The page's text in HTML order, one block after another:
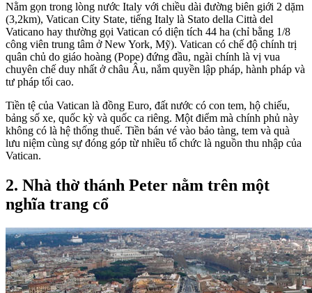
Nằm gọn trong lòng nước Italy với chiều dài đường biên giới 2 dặm
(3,2km), Vatican City State, tiếng Italy là Stato della Città del
Vaticano hay thường gọi Vatican có diện tích 44 ha (chỉ bằng 1/8
công viên trung tâm ở New York, Mỹ). Vatican có chế độ chính trị
quân chủ do giáo hoàng (Pope) đứng đầu, ngài chính là vị vua
chuyên chế duy nhất ở châu Âu, nắm quyền lập pháp, hành pháp và
tư pháp tối cao.
Tiền tệ của Vatican là đồng Euro, đất nước có con tem, hộ chiếu,
bảng số xe, quốc kỳ và quốc ca riêng. Một điểm mà chính phủ này
không có là hệ thống thuế. Tiền bán vé vào bảo tàng, tem và quà
lưu niệm cùng sự đóng góp từ nhiều tổ chức là nguồn thu nhập của
Vatican.
2. Nhà thờ thánh Peter nằm trên một
nghĩa trang cổ